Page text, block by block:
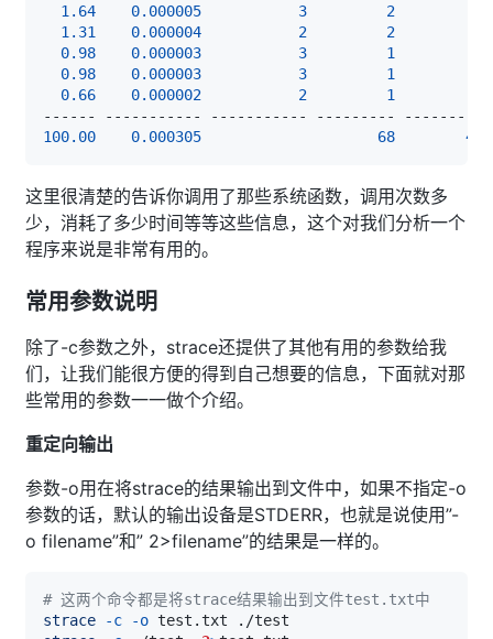
1.64
0.000005 3 2
1.31
0.000004 2
2
0.98
0.000003 3
1
0.98
0.000003 3
1
0.66
0.000002 2 1
100.00 0.000305 68 47
这里很清楚的告诉你调用了那些系统函数，调用次数多
少，消耗了多少时间等等这些信息，这个对我们分析一个
程序来说是非常有用的。
常用参数说明
除了-c参数之外，strace还提供了其他有用的参数给我
们，让我们能很方便的得到自己想要的信息，下面就对那
些常用的参数一一做个介绍。
重定向输出
参数-o用在将strace的结果输出到文件中，如果不指定-o
参数的话，默认的输出设备是STDERR，也就是说使用”-
o filename”和” 2>filename”的结果是一样的。
# 这两个命令都是将strace结果输出到文件test.txt中
strace
-c -o